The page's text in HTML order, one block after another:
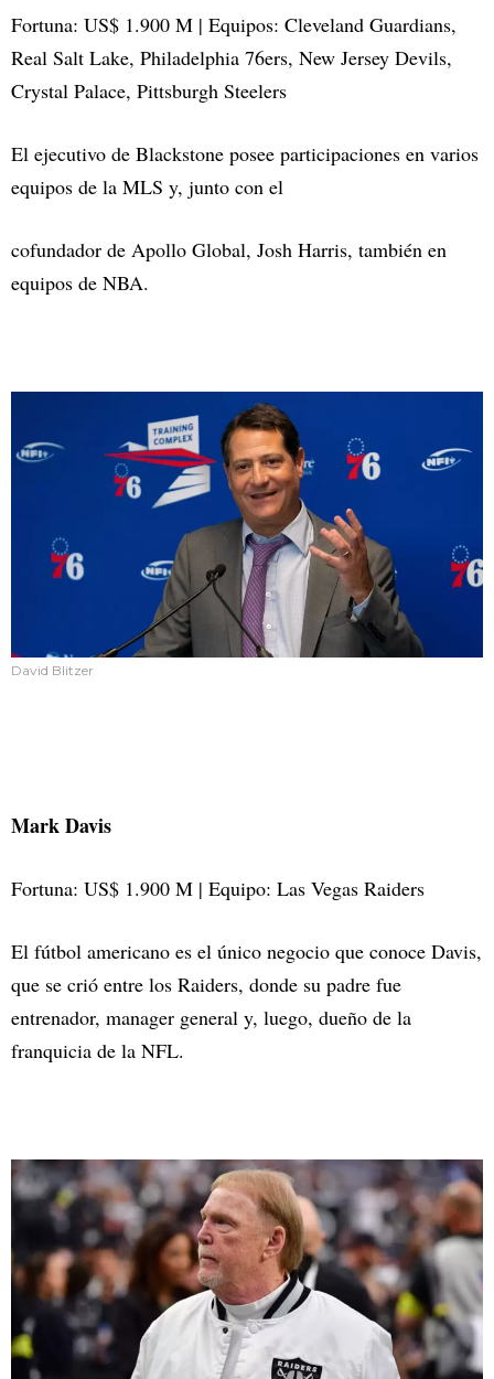
Fortuna: US$ 1.900 M | Equipos: Cleveland Guardians,
Real Salt Lake, Philadelphia 76ers, New Jersey Devils,
Crystal Palace, Pittsburgh Steelers
El ejecutivo de Blackstone posee participaciones en varios
equipos de la MLS y, junto con el
cofundador de Apollo Global, Josh Harris, también en
equipos de NBA.
David Blitzer
Mark Davis
Fortuna: US$ 1.900 M | Equipo: Las Vegas Raiders
El fútbol americano es el único negocio que conoce Davis,
que se crió entre los Raiders, donde su padre fue
entrenador, manager general y, luego, dueño de la
franquicia de la NFL.